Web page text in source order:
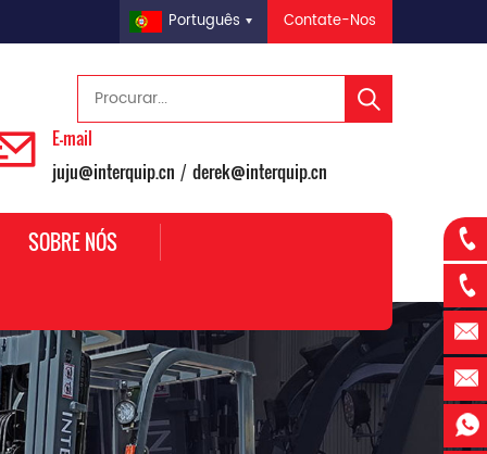
Contate-Nos
Português
E-mail
juju@interquip.cn / derek@interquip.cn
SOBRE NÓS